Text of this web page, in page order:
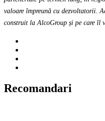
valoare împreună cu dezvoltatorii.
construit la AlcoGroup și pe care îl
Recomandari